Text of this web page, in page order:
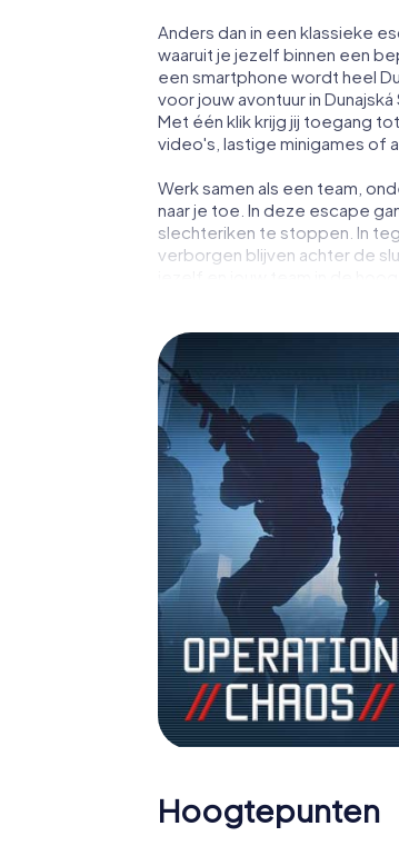
Anders dan in een klassieke
waaruit je jezelf binnen een
een smartphone wordt heel
voor jouw avontuur in
Met één klik krijg jij toegang
video's, lastige minigames of
Werk samen als een team,
naar je toe. In deze escape
slechteriken te stoppen. In
verborgen blijven achter de
jezelf en jouw team in de
agenten en verander
Hoogtepunten